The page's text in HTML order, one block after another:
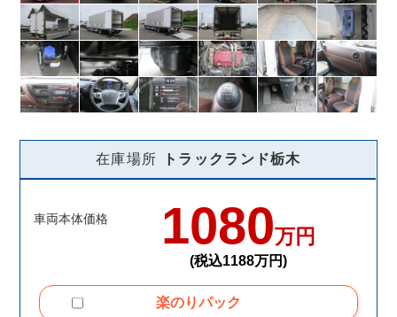
在庫場所 トラックランド栃木
車両本体価格 1080万円
(税込1188万円)
楽のりパック